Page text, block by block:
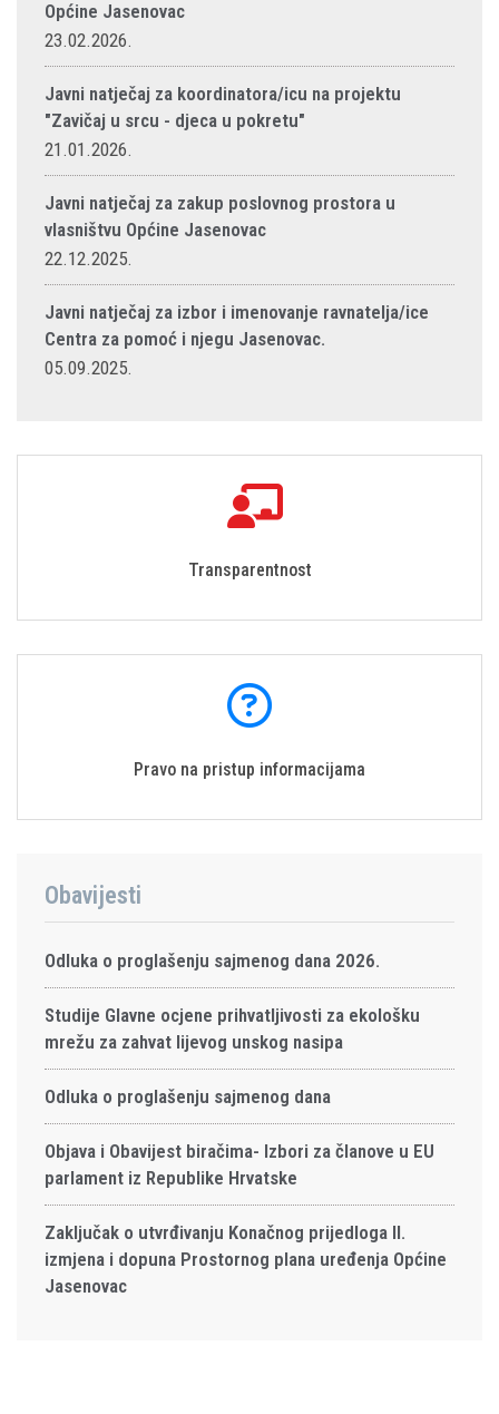
Općine Jasenovac
23.02.2026.
Javni natječaj za koordinatora/icu na projektu
"Zavičaj u srcu - djeca u pokretu"
21.01.2026.
Javni natječaj za zakup poslovnog prostora u
vlasništvu Općine Jasenovac
22.12.2025.
Javni natječaj za izbor i imenovanje ravnatelja/ice
Centra za pomoć i njegu Jasenovac.
05.09.2025.
Transparentnost
Pravo na pristup informacijama
Obavijesti
Odluka o proglašenju sajmenog dana 2026.
Studije Glavne ocjene prihvatljivosti za ekološku
mrežu za zahvat lijevog unskog nasipa
Odluka o proglašenju sajmenog dana
Objava i Obavijest biračima- Izbori za članove u EU
parlament iz Republike Hrvatske
Zaključak o utvrđivanju Konačnog prijedloga II.
izmjena i dopuna Prostornog plana uređenja Općine
Jasenovac